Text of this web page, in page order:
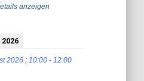
anzeigen
2026; 10:00- 12:00